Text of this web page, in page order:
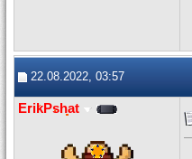
22.08.2022, 03:57
ErikPshat